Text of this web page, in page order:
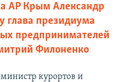
АР Крым Александр
глава президиума
предпринимателей
Филоненко
курортов и